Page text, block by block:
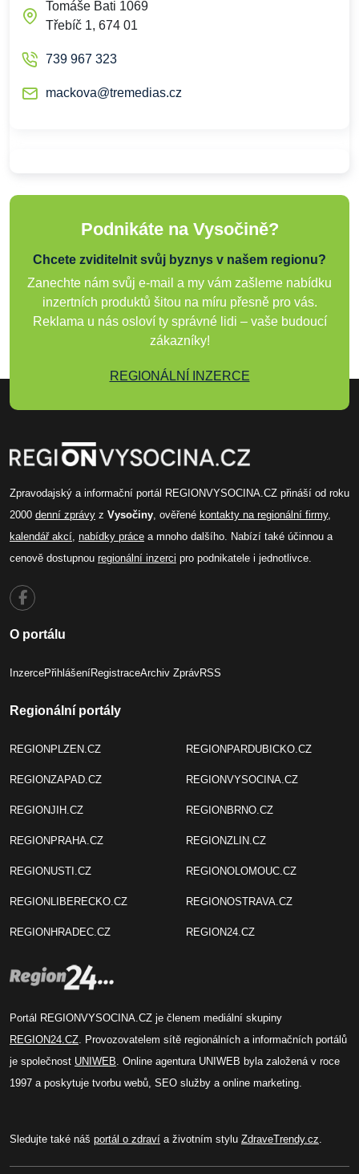
Tomáše Bati 1069
Třebíč 1, 674 01
739 967 323
mackova@tremedias.cz
Podnikáte na Vysočině?
Chcete zviditelnit svůj byznys v našem regionu?
Zanechte nám svůj e-mail a my vám zašleme nabídku
inzertních produktů šitou na míru přesně pro vás.
Reklama u nás osloví ty správné lidi – vaše budoucí
zákazníky!
REGIONÁLNÍ INZERCE
Zpravodajský a informační portál REGIONVYSOCINA.CZ přináší od roku
2000 denní zprávy z Vysočiny , ověřené kontakty na regionální firmy,
kalendář akcí nabídky práce a mnoho dalšího. Nabízí také účinnou a
cenově dostupnou regionální inzerci pro podnikatele i jednotlivce.
O portálu
InzercePřihlášeníRegistraceArchiv ZprávRSS
Regionální portály
REGIONPLZEN.CZ
REGIONZAPAD.CZ
REGIONJIH.CZ
REGIONPRAHA.CZ
REGIONUSTI.CZ
REGIONLIBERECKO.CZ
REGIONHRADEC.CZ
REGIONPARDUBICKO.CZ
REGIONVYSOCINA.CZ
REGIONBRNO.CZ
REGIONZLIN.CZ
REGIONOLOMOUC.CZ
REGIONOSTRAVA.CZ
REGION24.CZ
Portál REGIONVYSOCINA.CZ je členem mediální skupiny
REGION24.CZ . Provozovatelem sítě regionálních a informačních portálů
je společnost UNIWEB . Online agentura UNIWEB byla založená v roce
1997 a poskytuje tvorbu webů, SEO služby a online marketing.
Sledujte také náš portál o zdraví a životním stylu ZdraveTrendy.cz